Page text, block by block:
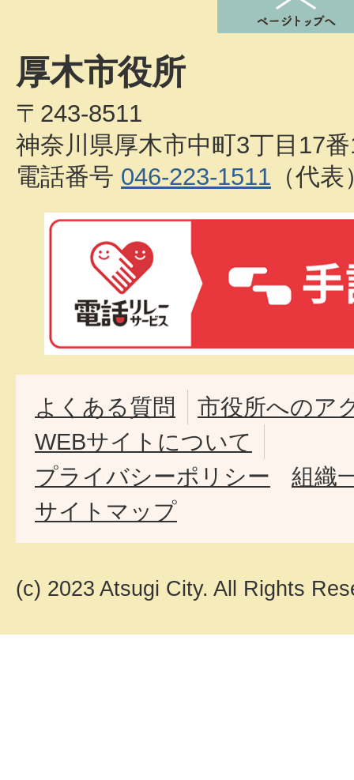
厚木市役所
〒243-8511
神奈川県厚木市中町3丁目17
電話番号 046-223-1511 （代表
よくある質問
市役所へのア
WEBサイトについて
プライバシーポリシー
組織
サイトマップ
(c) 2023 Atsugi City. All Rights